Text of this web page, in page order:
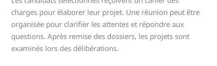
charges pour élaborer leur projet. Une réunion peut être
organisée pour clarifier les attentes et répondre aux
questions. Après remise des dossiers, les projets sont
examinés lors des délibérations.